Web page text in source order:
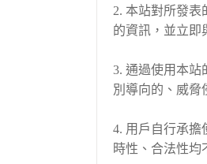
2. 本站對所發
的資訊，並立即
3. 通過使用本站
別導向的、威脅
4. 用戶自行承擔
時性、合法性均